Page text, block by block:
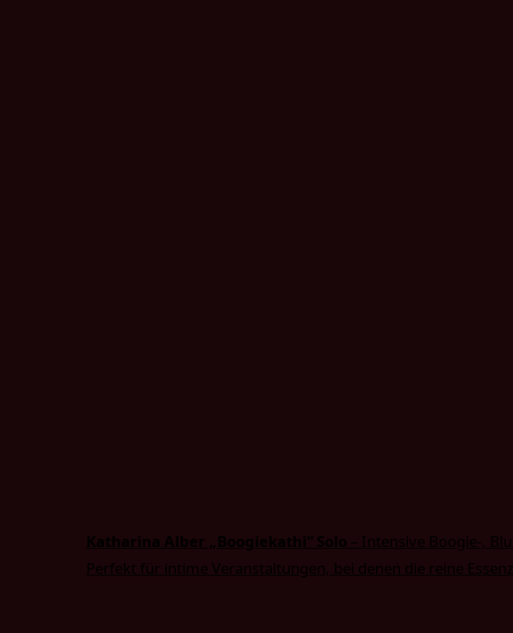
Katharina Alber „Boogiekathi“ Solo – Intensive Boogie-,
Perfekt für intime Veranstaltungen, bei denen die reine